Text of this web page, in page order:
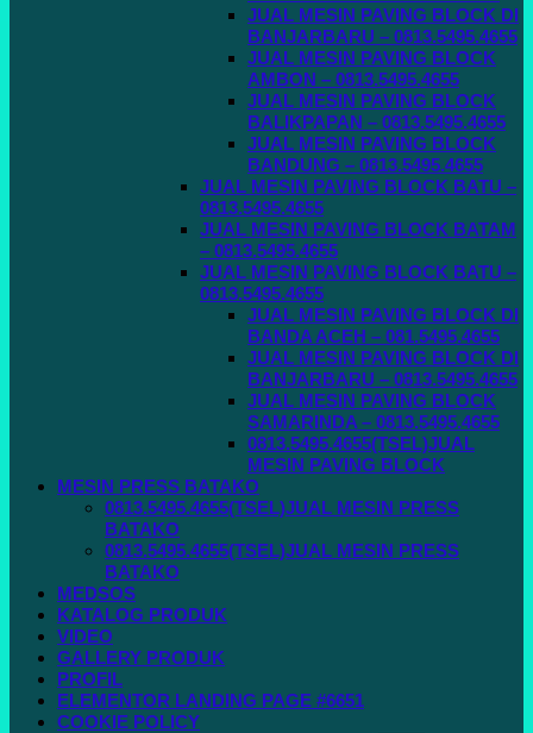
JUAL MESIN PAVING BLOCK DI
BANJARBARU – 0813.5495.4655
JUAL MESIN PAVING BLOCK
AMBON – 0813.5495.4655
JUAL MESIN PAVING BLOCK
BALIKPAPAN – 0813.5495.4655
JUAL MESIN PAVING BLOCK
BANDUNG – 0813.5495.4655
JUAL MESIN PAVING BLOCK BATU –
0813.5495.4655
JUAL MESIN PAVING BLOCK BATAM
– 0813.5495.4655
JUAL MESIN PAVING BLOCK BATU –
0813.5495.4655
JUAL MESIN PAVING BLOCK DI
BANDA ACEH – 081.5495.4655
JUAL MESIN PAVING BLOCK DI
BANJARBARU – 0813.5495.4655
JUAL MESIN PAVING BLOCK
SAMARINDA – 0813.5495.4655
0813.5495.4655(TSEL)JUAL
MESIN PAVING BLOCK
MESIN PRESS BATAKO
0813.5495.4655(TSEL)JUAL MESIN PRESS
BATAKO
0813.5495.4655(TSEL)JUAL MESIN PRESS
BATAKO
MEDSOS
KATALOG PRODUK
VIDEO
GALLERY PRODUK
PROFIL
ELEMENTOR LANDING PAGE #6651
COOKIE POLICY